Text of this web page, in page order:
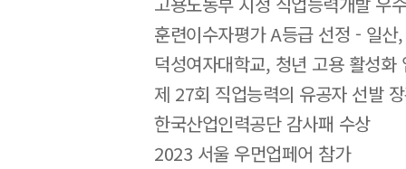
훈련이수자평가 A등급 선정 - 일산
덕성여자대학교, 청년 고용 활성화
제 27회 직업능력의 유공자 선발
한국산업인력공단 감사패 수상
2023 서울 우먼업페어 참가